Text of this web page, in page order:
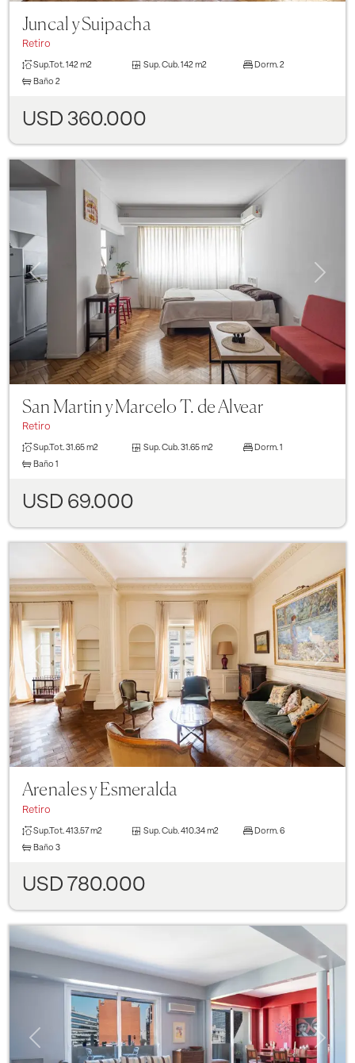
Juncal y Suipacha
Retiro
Sup.Tot. 142 m2 Sup. Cub. 142 m2 Dorm. 2
Baño 2
USD 360.000
Previous
San Martin y Marcelo T. de Alvear
Retiro
Sup.Tot.31.65 m2 Sup. Cub. 31.65 m2 Dorm. 1
Baño 1
USD 69.000
Previous Next
Arenales y Esmeralda
Retiro
Sup.Tot. 413.57 m2 Sup. Cub. 410.34 m2 Dorm. 6
Baño 3
USD 780.000
Previous